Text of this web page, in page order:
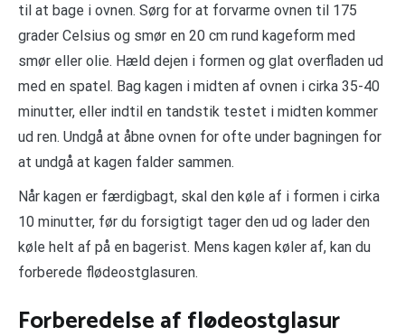
til at bage i ovnen. Sørg for at forvarme ovnen til 175
grader Celsius og smør en 20 cm rund kageform med
smør eller olie. Hæld dejen i formen og glat overfladen ud
med en spatel. Bag kagen i midten af ovnen i cirka 35-40
minutter, eller indtil en tandstik testet i midten kommer
ud ren. Undgå at åbne ovnen for ofte under bagningen for
at undgå at kagen falder sammen.
Når kagen er færdigbagt, skal den køle af i formen i cirka
10 minutter, før du forsigtigt tager den ud og lader den
køle helt af på en bagerist. Mens kagen køler af, kan du
forberede flødeostglasuren.
Forberedelse af flødeostglasur